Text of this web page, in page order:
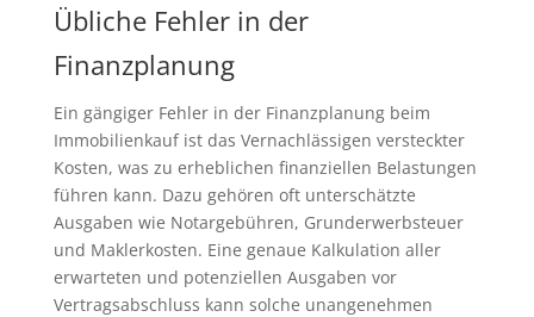
Übliche Fehler in der
Finanzplanung
Ein gängiger Fehler in der Finanzplanung beim
Immobilienkauf ist das Vernachlässigen versteckter
Kosten, was zu erheblichen finanziellen Belastungen
führen kann. Dazu gehören oft unterschätzte
Ausgaben wie Notargebühren, Grunderwerbsteuer
und Maklerkosten. Eine genaue Kalkulation aller
erwarteten und potenziellen Ausgaben vor
Vertragsabschluss kann solche unangenehmen